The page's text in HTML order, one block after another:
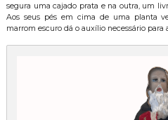
segura uma cajado prata e na outra, um
Aos seus pés em cima de uma planta
marrom escuro dá o auxílio necessário para